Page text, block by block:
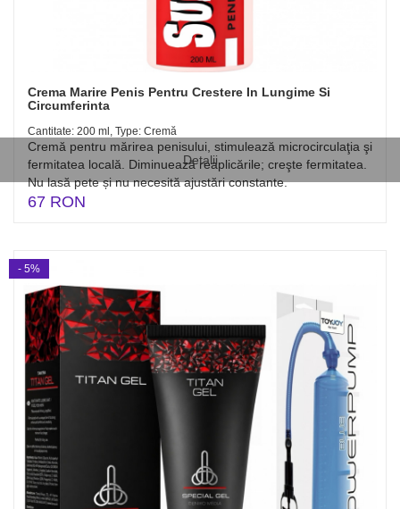
Detalii
Crema Marire Penis Pentru Crestere In Lungime Si
Circumferinta
Cantitate: 200 ml, Type: Cremă
Cremă pentru mărirea penisului, stimulează microcirculaţia şi
fermitatea locală. Diminuează reaplicările; creşte fermitatea.
Nu lasă pete și nu necesită ajustări constante.
67 RON
- 5%